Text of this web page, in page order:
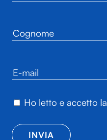
Ho letto e accetto la